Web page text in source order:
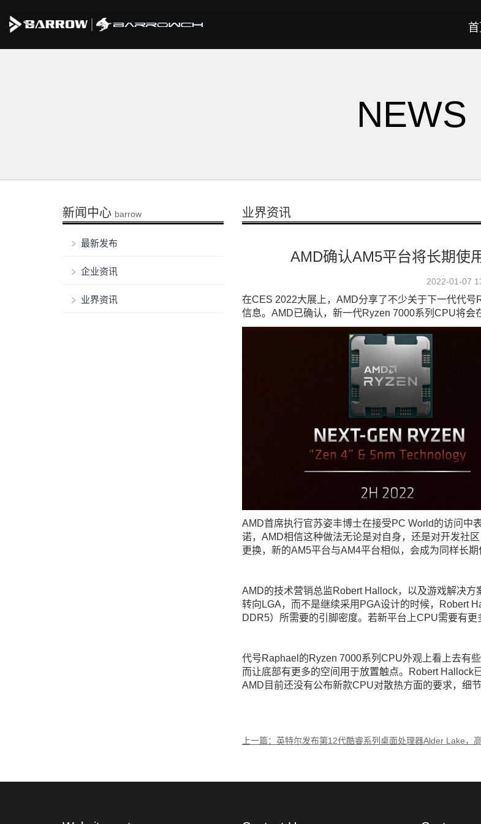
首
NEWS
新闻中心 barrow
最新发布
企业资讯
业界资讯
业界资讯
AMD确认AM5平台将长期使
2022-01-07
在CES 2022大展上，AMD分享了不少关于下一代代
信息。AMD已确认，新一代Ryzen 7000系列CPU将会
AMD首席执行官苏姿丰博士在接受PC World的访问中
诺，AMD相信这种做法无论是对自身，还是对开发社
更换，新的AM5平台与AM4平台相似，会成为同样长
AMD的技术营销总监Robert Hallock，以及游戏解决
转向LGA，而不是继续采用PGA设计的时候，Robert
DDR5）所需要的引脚密度。若新平台上CPU需要有更
代号Raphael的Ryzen 7000系列CPU外观上看上去有
而让底部有更多的空间用于放置触点。Robert Hallock
AMD目前还没有公布新款CPU对散热方面的要求，细节
上一篇：英特尔发布第12代酷睿系列桌面处理器Alder Lake，